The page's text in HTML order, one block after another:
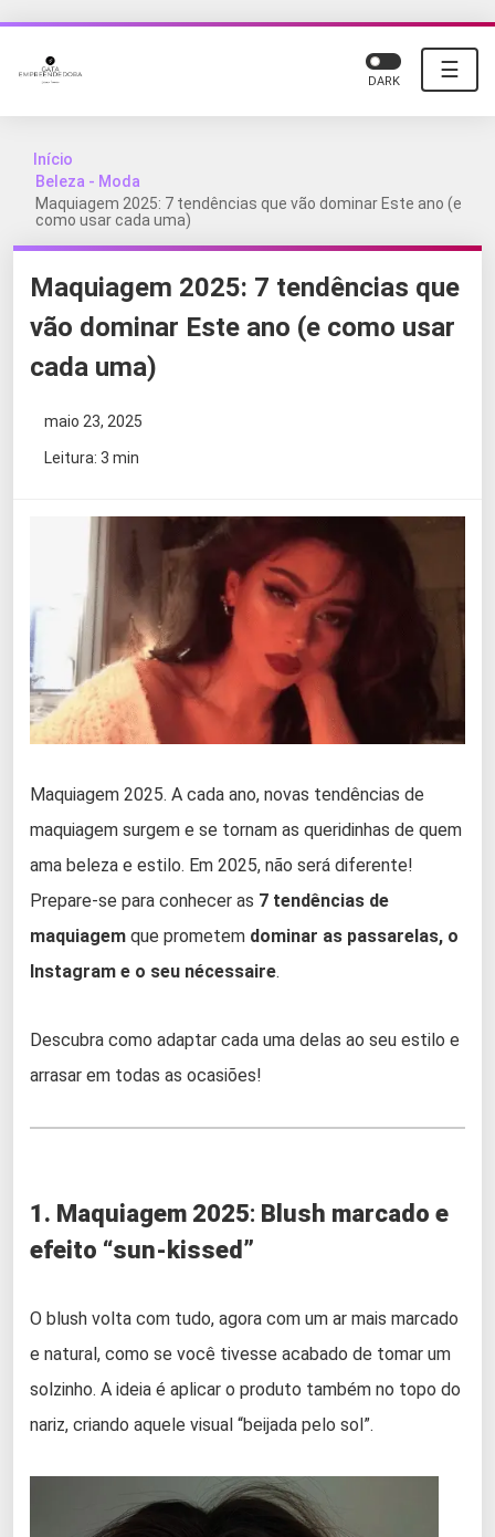
☰
DARK
Início
Beleza - Moda
Maquiagem 2025: 7 tendências que vão dominar Este ano (e
como usar cada uma)
Maquiagem 2025: 7 tendências que
vão dominar Este ano (e como usar
cada uma)
maio 23, 2025
Leitura: 3 min
Maquiagem 2025. A cada ano, novas tendências de
maquiagem surgem e se tornam as queridinhas de quem
ama beleza e estilo. Em 2025, não será diferente!
Prepare-se para conhecer as 7 tendências de
maquiagem que prometem dominar as passarelas, o
Instagram e o seu nécessaire.
Descubra como adaptar cada uma delas ao seu estilo e
arrasar em todas as ocasiões!
1. Maquiagem 2025: Blush marcado e
efeito “sun-kissed”
O blush volta com tudo, agora com um ar mais marcado
e natural, como se você tivesse acabado de tomar um
solzinho. A ideia é aplicar o produto também no topo do
nariz, criando aquele visual “beijada pelo sol”.